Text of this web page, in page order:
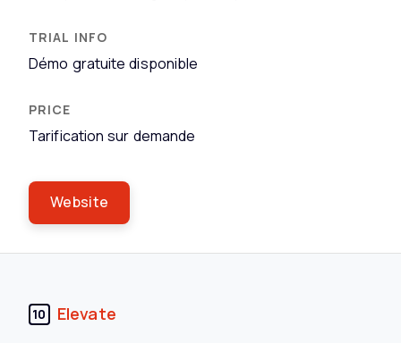
Démo gratuite disponible
Tarification sur demande
Website
10 Elevate